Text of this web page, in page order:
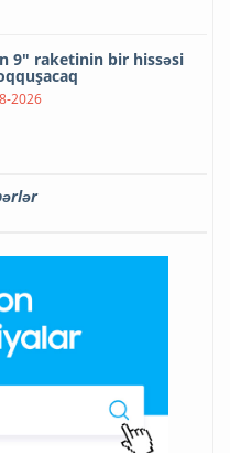
9" raketinin bir hissəsi
2026